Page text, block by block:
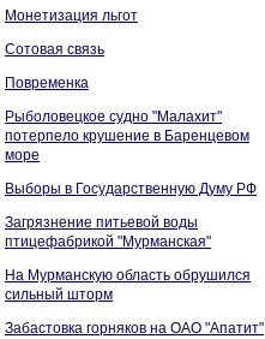
Монетизация льгот
Сотовая связь
Повременка
Рыболовецкое судно "Малахит"
потерпело крушение в Баренцевом
море
Выборы в Государственную Думу РФ
Загрязнение питьевой воды
птицефабрикой "Мурманская"
На Мурманскую область обрушился
сильный шторм
Забастовка горняков на ОАО "Апатит"